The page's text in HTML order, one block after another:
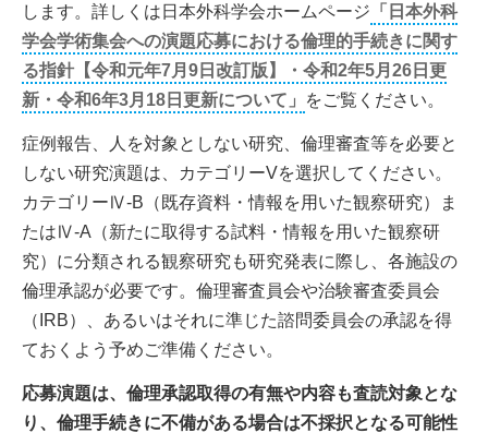
します。詳しくは日本外科学会ホームページ 「日本外科
学会学術集会への演題応募における倫理的手続きに関す
る指針【令和元年7月9日改訂版】・令和2年5月26日更
新・令和6年3月18日更新について」
をご覧ください。
症例報告、人を対象としない研究、倫理審査等を必要と
しない研究演題は、カテゴリーVを選択してください。
カテゴリーⅣ-B（既存資料・情報を用いた観察研究）ま
たはⅣ-A（新たに取得する試料・情報を用いた観察研
究）に分類される観察研究も研究発表に際し、各施設の
倫理承認が必要です。倫理審査員会や治験審査委員会
（IRB）、あるいはそれに準じた諮問委員会の承認を得
ておくよう予めご準備ください。
応募演題は、倫理承認取得の有無や内容も査読対象とな
り、倫理手続きに不備がある場合は不採択となる可能性